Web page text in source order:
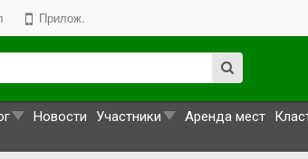
Прилож.
Новости Участники Аренда мест